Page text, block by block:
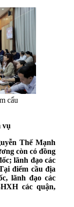
cẩu
vụ
Thế Mạnh
còn có đồng
lãnh đạo các
điểm cầu địa
lãnh đạo các
các quận,